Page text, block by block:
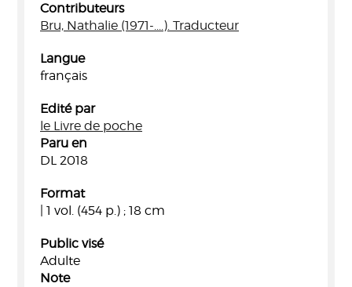
Contributeurs
Bru, Nathalie (1971-....). Traducteur
Langue
français
Edité par
le Livre de poche
Paru en
DL 2018
Format
| 1 vol. (454 p.) ; 18 cm
Public visé
Adulte
Note